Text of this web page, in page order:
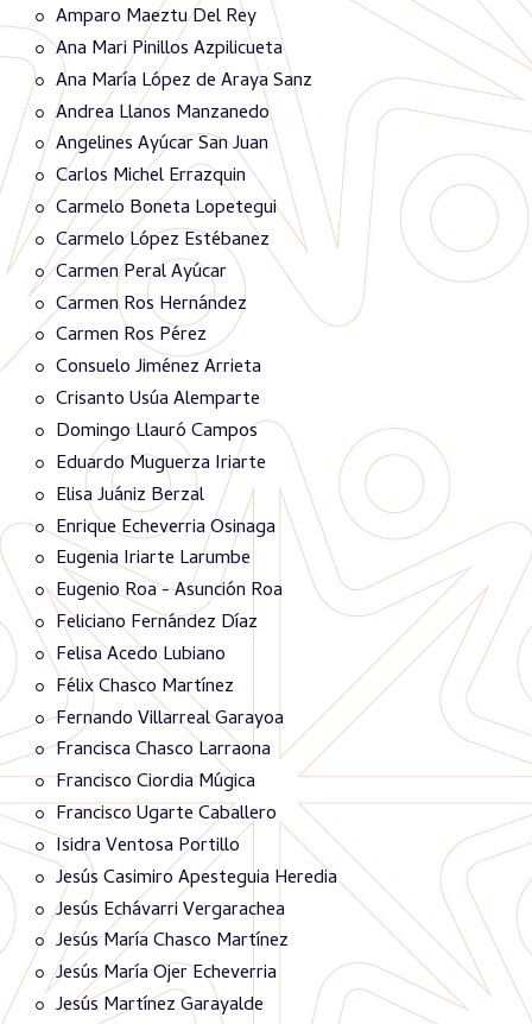
Amparo Maeztu Del Rey
Ana Mari Pinillos Azpilicueta
Ana María López de Araya Sanz
Andrea Llanos Manzanedo
Angelines Ayúcar San Juan
Carlos Michel Errazquin
Carmelo Boneta Lopetegui
Carmelo López Estébanez
Carmen Peral Ayúcar
Carmen Ros Hernández
Carmen Ros Pérez
Consuelo Jiménez Arrieta
Crisanto Usúa Alemparte
Domingo Llauró Campos
Eduardo Muguerza Iriarte
Elisa Juániz Berzal
Enrique Echeverria Osinaga
Eugenia Iriarte Larumbe
Eugenio Roa - Asunción Roa
Feliciano Fernández Díaz
Felisa Acedo Lubiano
Félix Chasco Martínez
Fernando Villarreal Garayoa
Francisca Chasco Larraona
Francisco Ciordia Múgica
Francisco Ugarte Caballero
Isidra Ventosa Portillo
Jesús Casimiro Apesteguia Heredia
Jesús Echávarri Vergarachea
Jesús María Chasco Martínez
Jesús María Ojer Echeverria
Jesús Martínez Garayalde